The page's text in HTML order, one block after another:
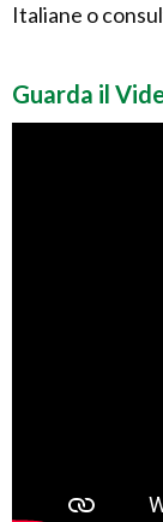
Italiane o
Guarda il